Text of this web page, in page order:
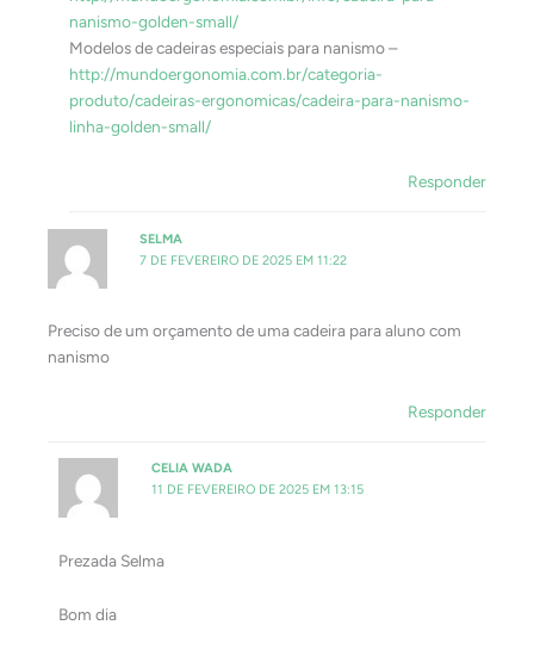
nanismo-golden-small/
Modelos de cadeiras especiais para nanismo –
http://mundoergonomia.com.br/categoria-
produto/cadeiras-ergonomicas/cadeira-para-nanismo-
linha-golden-small/
Responder
SELMA
7 DE FEVEREIRO DE 2025 EM 11:22
Preciso de um orçamento de uma cadeira para aluno com
nanismo
Responder
CELIA WADA
11 DE FEVEREIRO DE 2025 EM 13:15
Prezada Selma
Bom dia